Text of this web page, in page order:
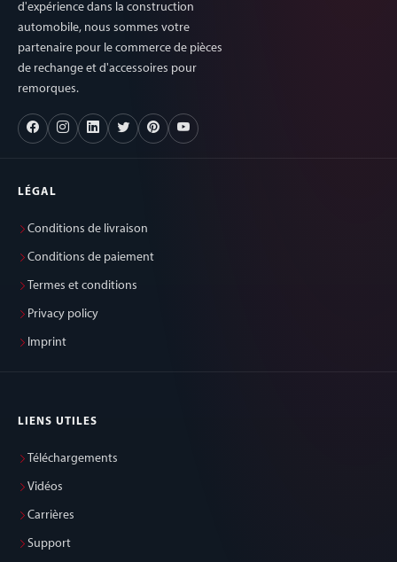
d'expérience dans la construction
automobile, nous sommes votre
partenaire pour le commerce de pièces
de rechange et d'accessoires pour
remorques.
LÉGAL
Conditions de livraison
Conditions de paiement
Termes et conditions
Privacy policy
Imprint
LIENS UTILES
Téléchargements
Vidéos
Carrières
Support